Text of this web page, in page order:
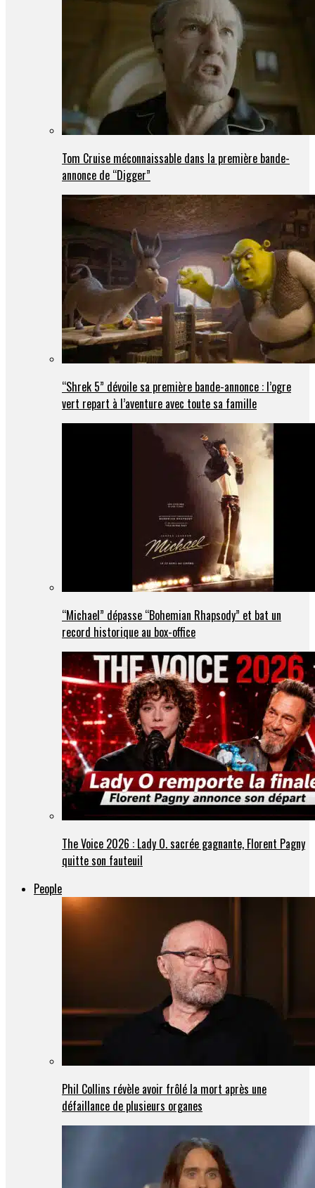
Tom Cruise méconnaissable dans la première bande-
annonce de “Digger”
“Shrek 5” dévoile sa première bande-annonce : l’ogre
vert repart à l’aventure avec toute sa famille
“Michael” dépasse “Bohemian Rhapsody” et bat un
record historique au box-office
The Voice 2026 : Lady O. sacrée gagnante, Florent Pagny
quitte son fauteuil
People
Phil Collins révèle avoir frôlé la mort après une
défaillance de plusieurs organes